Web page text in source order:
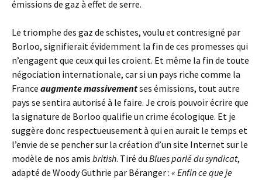
émissions de gaz à effet de serre.
Le triomphe des gaz de schistes, voulu et contresigné par
Borloo, signifierait évidemment la fin de ces promesses qui
n’engagent que ceux qui les croient. Et même la fin de toute
négociation internationale, car si un pays riche comme la
France augmente massivementses émissions, tout autre
pays se sentira autorisé à le faire. Je crois pouvoir écrire que
la signature de Borloo qualifie un crime écologique. Et je
suggère donc respectueusement à qui en aurait le temps et
l’envie de se pencher sur la création d’un site Internet sur le
modèle de nos amis british. Tiré du Blues parlé du syndicat,
adapté de Woody Guthrie par Béranger : « Enfin ce que je